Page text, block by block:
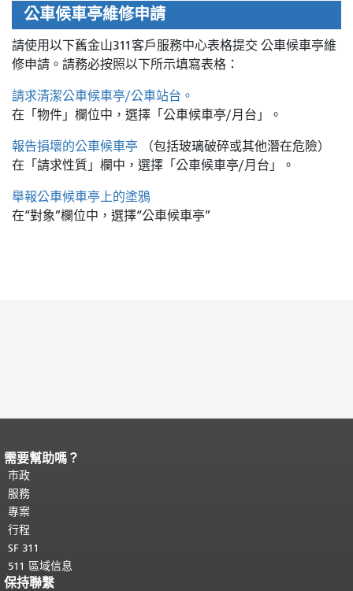
公車候車亭維修申請
請使用以下舊金山311客戶服務中心表格提交 公車候車亭維
修申請。請務必按照以下所示填寫表格：
請求清潔公車候車亭/公車站台。
在「物件」欄位中，選擇「公車候車亭/月台」。
報告損壞的公車候車亭 （包括玻璃破碎或其他潛在危險）
在「請求性質」欄中，選擇「公車候車亭/月台」。
舉報公車候車亭上的塗鴉
在“對象”欄位中，選擇“公車候車亭”
頁面內容結束。
都會重複顯示。
需要幫助嗎？
市政
服務
專案
行程
SF 311
511 區域信息
保持聯繫